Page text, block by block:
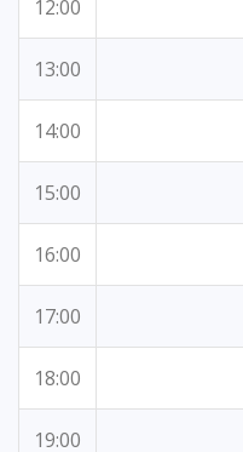
12:00
13:00
14:00
15:00
16:00
17:00
18:00
19:00